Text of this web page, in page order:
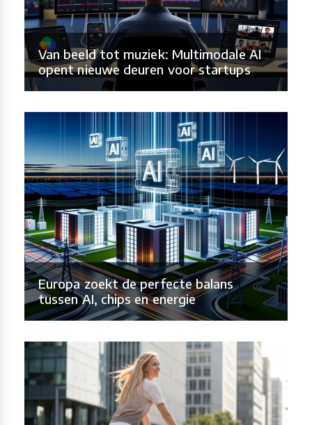
Van beeld tot muziek: Multimodale AI
opent nieuwe deuren voor startups
Europa zoekt de perfecte balans
tussen AI, chips en energie